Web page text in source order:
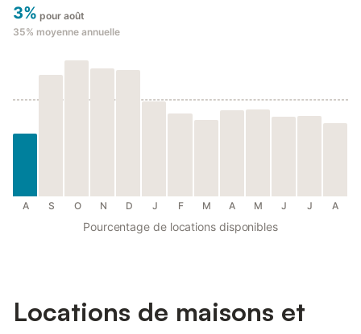
3% pour août
35% moyenne annuelle
A S O N D J F M A M J J A
Pourcentage de locations disponibles
Locations de maisons et